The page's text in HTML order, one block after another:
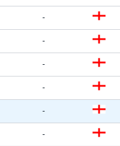
-
-
-
-
-
-